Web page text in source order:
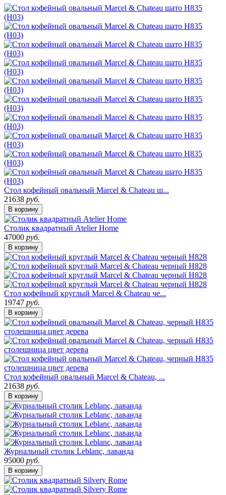
Стол кофейный овальный Marcel & Chateau ш...
21638 руб.
В корзину
Столик квадратный Atelier Home
47000 руб.
В корзину
Стол кофейный круглый Marcel & Chateau че...
19747 руб.
В корзину
Стол кофейный овальный Marcel & Chateau, ...
21638 руб.
В корзину
Журнальный столик Leblanc, лаванда
95000 руб.
В корзину